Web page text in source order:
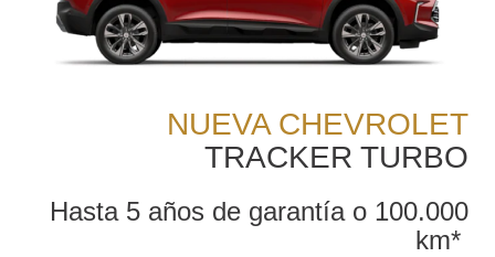
NUEVA CHEVROLET
TRACKER TURBO
Hasta 5 años de garantía o 100.000
km*